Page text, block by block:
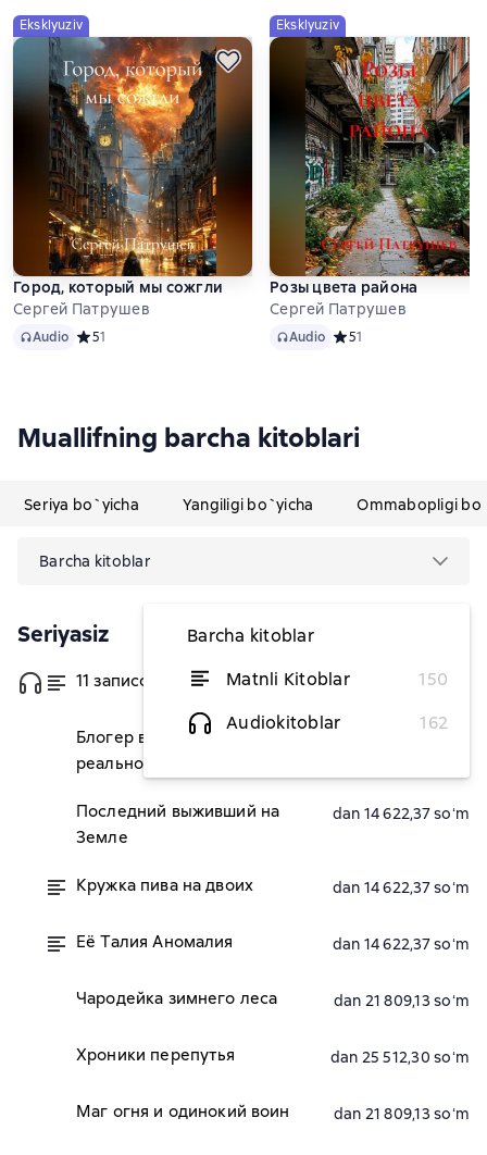
Eksklyuziv
Город, который мы сожгли
Сергей Патрушев
AudioAudio Средний рейтинг 5 на основе 1 оценок
51
Eksklyuziv
Розы цвета района
Сергей Патрушев
AudioAudio Средний рейтинг 5 на
51
Muallifning barcha kitoblari
Seriya bo`yicha Yangiligi bo`yicha Ommabopligi
Barcha kitoblar
Barcha kitoblar
Matnli Kitoblar
150
Audiokitoblar
162
Seriyasiz
11 записок сталкера dan 7 303,86 soʻm
Блогер в виртуальной
реальности
Последний выживший на
Земле
dan 14 622,37 soʻm
Кружка пива на двоих dan 14 622,37 soʻm
Её Талия Аномалия dan 14 622,37 soʻm
Чародейка зимнего леса dan 21 809,13 soʻm
Хроники перепутья dan 25 512,30 soʻm
Маг огня и одинокий воин dan 21 809,13 soʻm